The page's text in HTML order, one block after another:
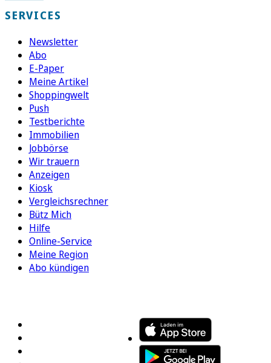
SERVICES
Newsletter
Abo
E-Paper
Meine Artikel
Shoppingwelt
Push
Testberichte
Immobilien
Jobbörse
Wir trauern
Anzeigen
Kiosk
Vergleichsrechner
Bütz Mich
Hilfe
Online-Service
Meine Region
Abo kündigen